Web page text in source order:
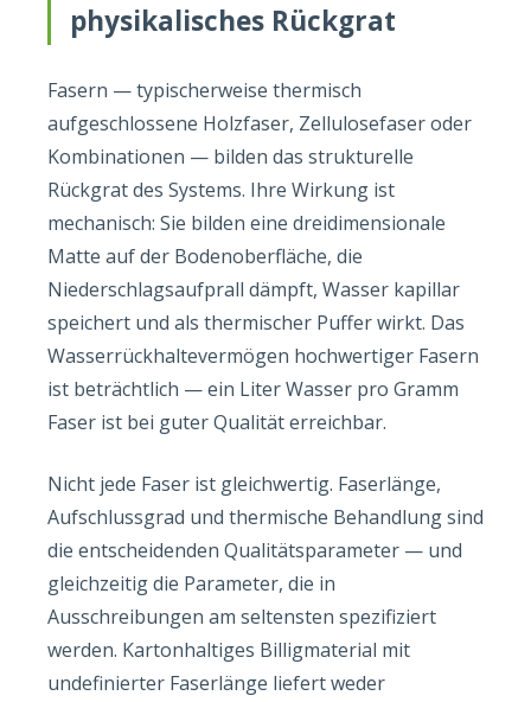
physikalisches Rückgrat
Fasern — typischerweise thermisch
aufgeschlossene Holzfaser, Zellulosefaser oder
Kombinationen — bilden das strukturelle
Rückgrat des Systems. Ihre Wirkung ist
mechanisch: Sie bilden eine dreidimensionale
Matte auf der Bodenoberfläche, die
Niederschlagsaufprall dämpft, Wasser kapillar
speichert und als thermischer Puffer wirkt. Das
Wasserrückhaltevermögen hochwertiger Fasern
ist beträchtlich — ein Liter Wasser pro Gramm
Faser ist bei guter Qualität erreichbar.
Nicht jede Faser ist gleichwertig. Faserlänge,
Aufschlussgrad und thermische Behandlung sind
die entscheidenden Qualitätsparameter — und
gleichzeitig die Parameter, die in
Ausschreibungen am seltensten spezifiziert
werden. Kartonhaltiges Billigmaterial mit
undefinierter Faserlänge liefert weder